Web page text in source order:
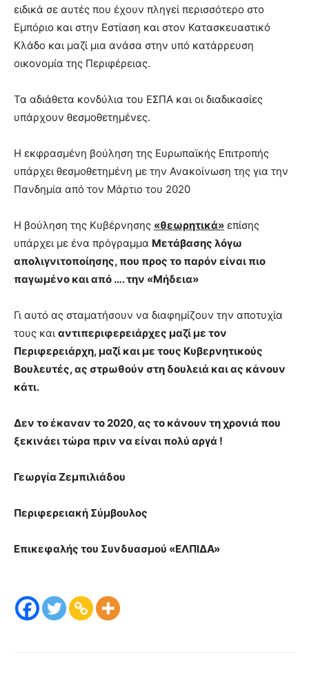
ειδικά σε αυτές που έχουν πληγεί περισσότερο στο
Εμπόριο και στην Εστίαση και στον Κατασκευαστικό
Κλάδο και μαζί μια ανάσα στην υπό κατάρρευση
οικονομία της Περιφέρειας.
Τα αδιάθετα κονδύλια του ΕΣΠΑ και οι διαδικασίες
υπάρχουν θεσμοθετημένες.
Η εκφρασμένη βούληση της Ευρωπαϊκής Επιτροπής
υπάρχει θεσμοθετημένη με την Ανακοίνωση της για την
Πανδημία από τον Μάρτιο του 2020
Η βούληση της Κυβέρνησης «θεωρητικά» επίσης
υπάρχει με ένα πρόγραμμα Μετάβασης λόγω
απολιγνιτοποίησης, που προς το παρόν είναι πιο
παγωμένο και από …. την «Μήδεια»
Γι αυτό ας σταματήσουν να διαφημίζουν την αποτυχία
τους και αντιπεριφερειάρχες μαζί με τον
Περιφερειάρχη, μαζί και με τους Κυβερνητικούς
Βουλευτές, ας στρωθούν στη δουλειά και ας κάνουν
κάτι.
Δεν το έκαναν το 2020, ας το κάνουν τη χρονιά που
ξεκινάει τώρα πριν να είναι πολύ αργά !
Γεωργία Ζεμπιλιάδου
Περιφερειακή Σύμβουλος
Επικεφαλής του Συνδυασμού «ΕΛΠΙΔΑ»